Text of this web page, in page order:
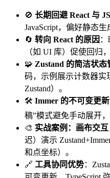
🚫 长期回避 React 与 JS
JavaScript，偏好静态生
🔄 转向 React 的原因
（如 UI 库）促使回归
🧩 Zustand 的简洁状态
码，示例展示计数器实
Zustand）。
🛠 Immer 的不可变更新
稿”模式避免手动展开，
🎨 实战案例：画布交互
迟）演示
和点坐标）。
🔗 工具协同优势：